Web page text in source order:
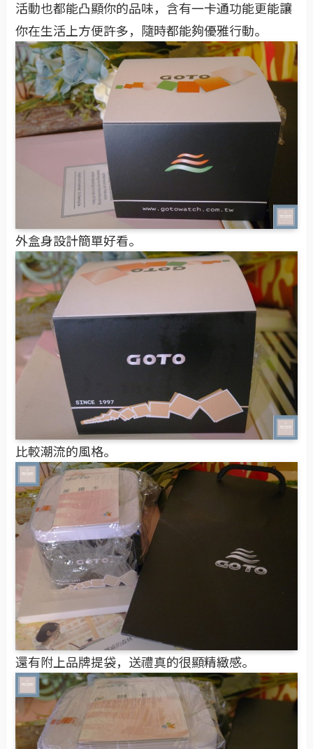
活動也都能凸顯你的品味，含有一卡通功能更能讓
你在生活上方便許多，隨時都能夠優雅行動。
外盒身設計簡單好看。
比較潮流的風格。
還有附上品牌提袋，送禮真的很顯精緻感。